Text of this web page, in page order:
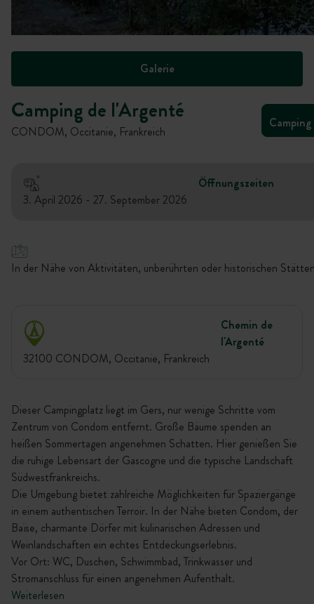
Galerie
Camping de l'Argenté
CONDOM, Occitanie, Frankreich
Öffnungszeiten
3. April 2026 - 27. September 2026
In der Nähe von Aktivitäten, unberührten oder historischen
Chemin de
l'Argenté
32100 CONDOM, Occitanie, Frankreich
Dieser Campingplatz liegt im Gers, nur wenige Schritte vom
Zentrum von Condom entfernt. Große Bäume spenden an
heißen Sommertagen angenehmen Schatten. Hier genießen Sie
die ruhige Lebensart der Gascogne und die typische Landschaft
Südwestfrankreichs.
Die Umgebung bietet zahlreiche Möglichkeiten für Spaziergänge
in einem authentischen Terroir. In der Nähe bieten Condom, der
Baïse, charmante Dörfer mit kulinarischen Adressen und
Weinlandschaften ein echtes Entdeckungserlebnis.
Vor Ort: WC, Duschen, Schwimmbad, Trinkwasser und
Stromanschluss für einen angenehmen Aufenthalt.
Weiterlesen